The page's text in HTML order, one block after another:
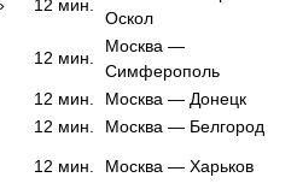
12 мин.
Оскол
12 мин.
Москва —
Симферополь
12 мин.
Москва — Донецк
12 мин. Москва — Белгород
12 мин. Москва — Харьков